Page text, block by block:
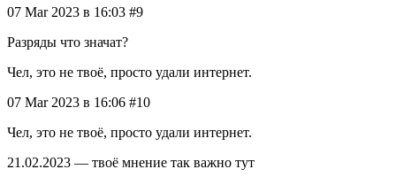
07 Mar 2023 в 16:03 #9
Разряды что значат?
Чел, это не твоё, просто удали интернет.
07 Mar 2023 в 16:06 #10
Чел, это не твоё, просто удали интернет.
21.02.2023 — твоё мнение так важно тут